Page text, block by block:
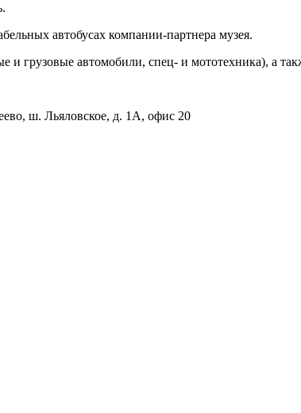
автобусах компании-партнера музея.
и грузовые автомобили, спец- и мототехника), а
ш. Льяловское, д. 1А, офис 20